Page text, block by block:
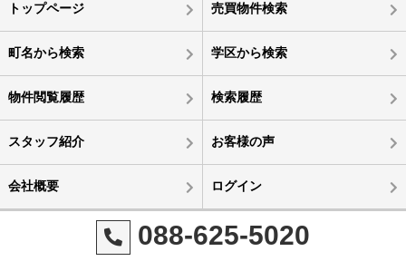
トップページ 売買物件検索
町名から検索 学区から検索
物件閲覧履歴 検索履歴
スタッフ紹介 お客様の声
会社概要 ログイン
088-625-5020